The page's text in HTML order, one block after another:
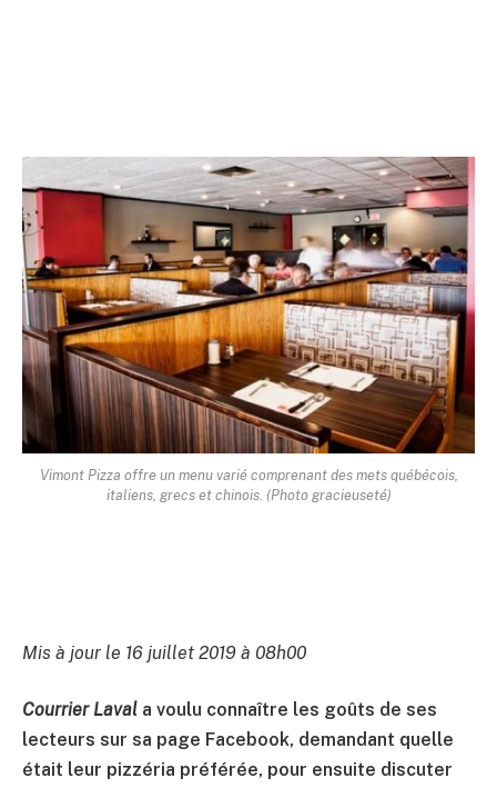
Vimont Pizza offre un menu varié comprenant des mets québécois,
italiens, grecs et chinois. (Photo gracieuseté)
Mis à jour le 16 juillet 2019 à 08h00
Courrier Laval a voulu connaître les goûts de ses
lecteurs sur sa page Facebook, demandant quelle
était leur pizzéria préférée, pour ensuite discuter